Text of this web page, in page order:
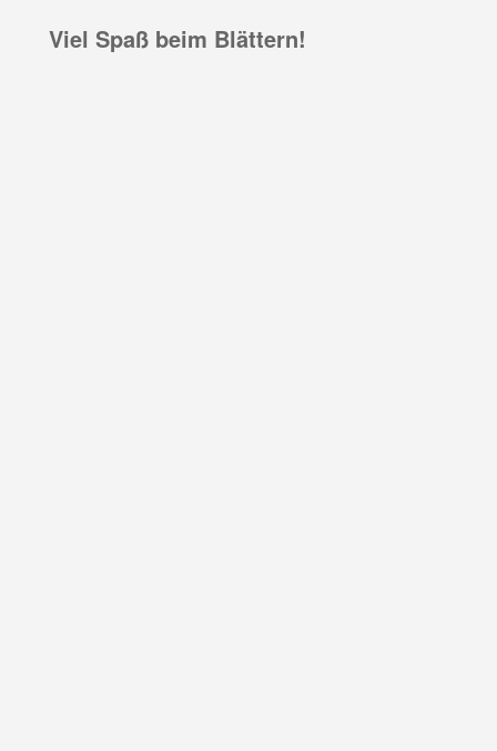
Viel Spaß beim Blättern!